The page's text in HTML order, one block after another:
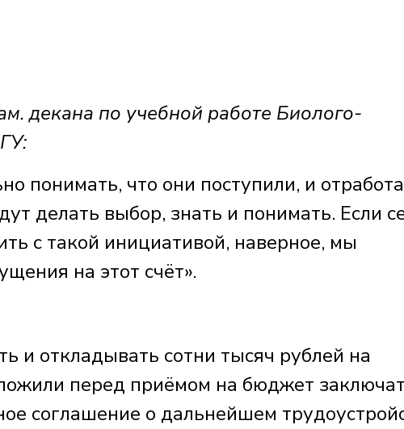
по учебной работе Биолого-
понимать, что они поступили, и
делать выбор, знать и понимать. Если
с такой инициативой, наверное, мы
на этот счёт».
и откладывать сотни тысяч рублей на
перед приёмом на бюджет
соглашение о дальнейшем